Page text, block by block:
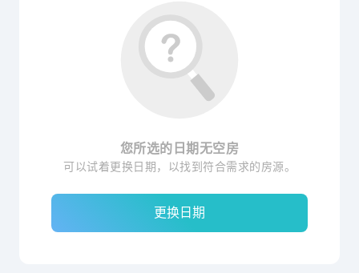
您所选的日期无空房
可以试着更换日期，以找到符合需求的房源。
更换日期